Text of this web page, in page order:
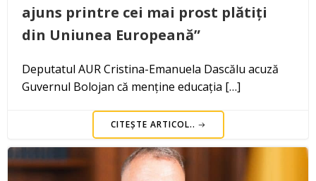
ajuns printre cei mai prost plătiți
din Uniunea Europeană”
Deputatul AUR Cristina-Emanuela Dascălu acuză
Guvernul Bolojan că menține educația […]
CITEȘTE ARTICOL..